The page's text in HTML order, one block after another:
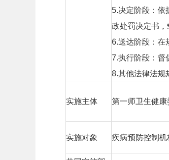
5.决定阶段：依
政处罚决定书，
6.送达阶段：在
7.执行阶段：督
8.其他法律法规
实施主体 第一师卫生健康
实施对象 疾病预防控制机